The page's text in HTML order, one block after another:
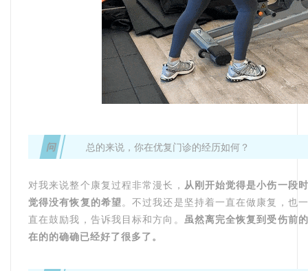
问 总的来说，你在优复门诊的经历如何？
对我来说整个康复过程非常漫长， 从刚开始觉得是小伤一段
觉得没有恢复的希望。不过我还是坚持着一直在做康复，也
直在鼓励我，告诉我目标和方向。 虽然离完全恢复到受伤前
在的的确确已经好了很多了。